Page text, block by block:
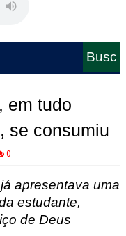
Busc
em tudo
se consumiu
0
apresentava uma
estudante,
de Deus